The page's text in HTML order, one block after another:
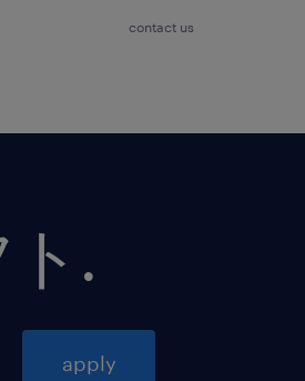
contact us
.
apply